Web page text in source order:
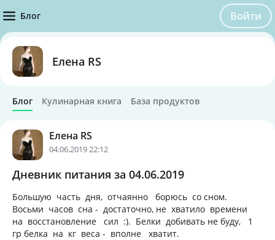
Блог Войти
Елена RS
Блог Кулинарная книга База продуктов
Елена RS
04.06.2019 22:12
Дневник питания за 04.06.2019
Большую часть дня, отчаянно борюсь со сном.
Восьми часов сна - достаточно, не хватило времени
на восстановление сил :). Белки добивать не буду, 1
гр белка на кг веса - вполне хватит.